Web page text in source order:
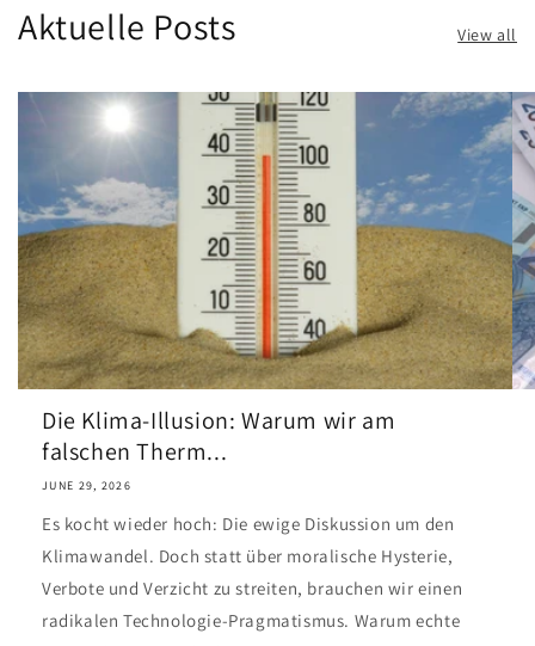
Aktuelle Posts View all
Die Klima-Illusion: Warum wir am
falschen Therm...
JUNE 29, 2026
Es kocht wieder hoch: Die ewige Diskussion um den
Klimawandel. Doch statt über moralische Hysterie,
Verbote und Verzicht zu streiten, brauchen wir einen
radikalen Technologie-Pragmatismus. Warum echte